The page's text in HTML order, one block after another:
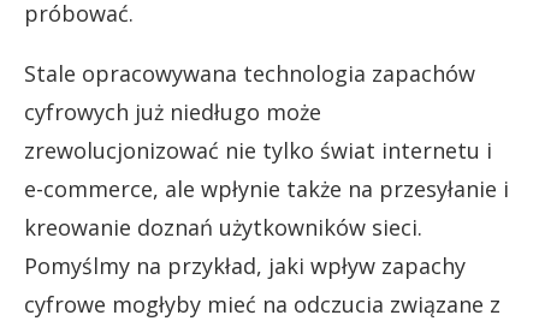
próbować.
Stale opracowywana technologia zapachów
cyfrowych już niedługo może
zrewolucjonizować nie tylko świat internetu i
e-commerce, ale wpłynie także na przesyłanie i
kreowanie doznań użytkowników sieci.
Pomyślmy na przykład, jaki wpływ zapachy
cyfrowe mogłyby mieć na odczucia związane z